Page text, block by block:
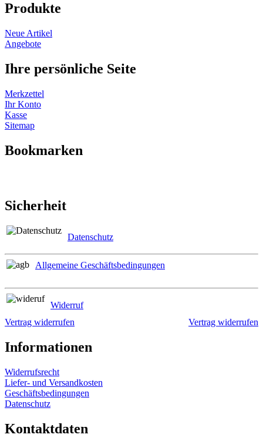
Produkte
Neue Artikel
Angebote
Ihre persönliche Seite
Merkzettel
Ihr Konto
Kasse
Sitemap
Bookmarken
Sicherheit
Datenschutz
Allgemeine Geschäftsbedingungen
Widerruf
Vertrag widerrufen
Vertrag widerrufen
Informationen
Widerrufsrecht
Liefer- und Versandkosten
Geschäftsbedingungen
Datenschutz
Kontaktdaten